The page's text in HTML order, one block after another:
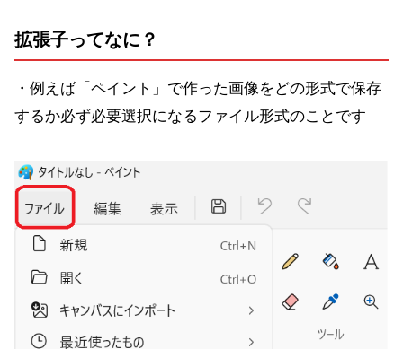
拡張子ってなに？
・例えば「ペイント」で作った画像をどの形式で保存
するか必ず必要選択になるファイル形式のことです